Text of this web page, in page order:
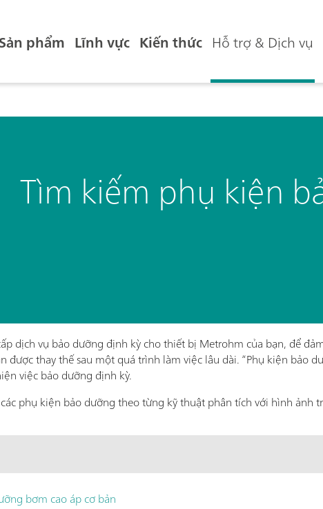
Sản phẩm Lĩnh vực Kiến thức Hỗ trợ & Dịch vụ
Tìm kiếm phụ kiện
dịch vụ bảo dưỡng định kỳ cho thiết bị Metrohm của bạn, để
được thay thế sau một quá trình làm việc lâu dài. “Phụ kiện bảo
việc bảo dưỡng định kỳ.
phụ kiện bảo dưỡng theo từng kỹ thuật phân tích với hình ảnh
bơm cao áp cơ bản